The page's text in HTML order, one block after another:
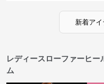
新着ア
レディースローファーヒ
ム